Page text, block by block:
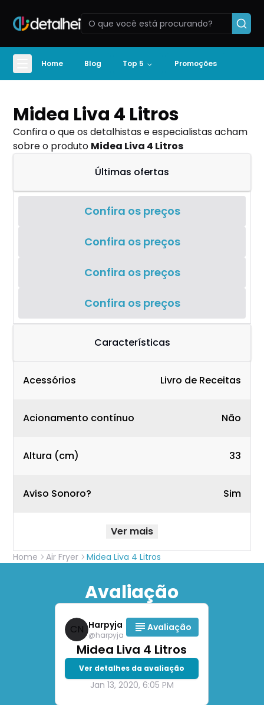
Home Blog Top 5 Promoções
Midea Liva 4 Litros
Confira o que os detalhistas e especialistas acham
sobre o produto Midea Liva 4 Litros
Últimas ofertas
Confira os preços
Confira os preços
Confira os preços
Confira os preços
Características
Acessórios Livro de Receitas
Acionamento contínuo Não
Altura (cm) 33
Aviso Sonoro? Sim
Ver mais
Home Air Fryer Midea Liva 4 Litros
Avaliação
CN Harpyja
@harpyja
Avaliação
Midea Liva 4 Litros
Ver detalhes da avaliação
Jan 13, 2020, 6:05 PM